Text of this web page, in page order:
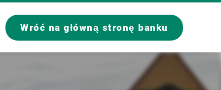
Wróć na główną stronę banku